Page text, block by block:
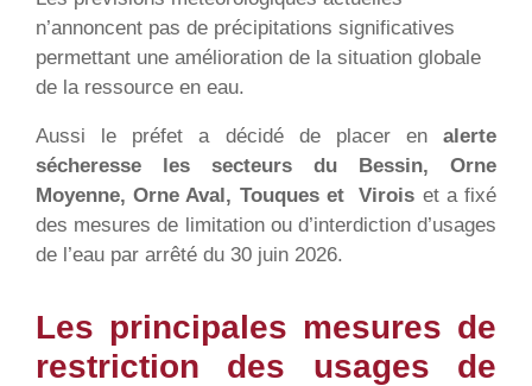
n’annoncent pas de précipitations significatives
permettant une amélioration de la situation globale
de la ressource en eau.
Aussi le préfet a décidé de placer en alerte
sécheresse les secteurs du Bessin, Orne
Moyenne, Orne Aval, Touques et Virois et a fixé
des mesures de limitation ou d’interdiction d’usages
de l’eau par arrêté du 30 juin 2026.
Les principales mesures de
restriction des usages de